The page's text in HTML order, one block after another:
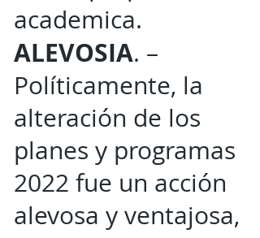
academica.
ALEVOSIA. –
Políticamente, la
alteración de los
planes y programas
2022 fue un acción
alevosa y ventajosa,